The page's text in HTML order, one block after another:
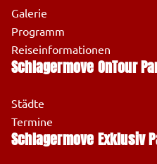
Galerie
Programm
Reiseinformationen
Schlagermove OnTour
Städte
Termine
Schlagermove Exklusiv